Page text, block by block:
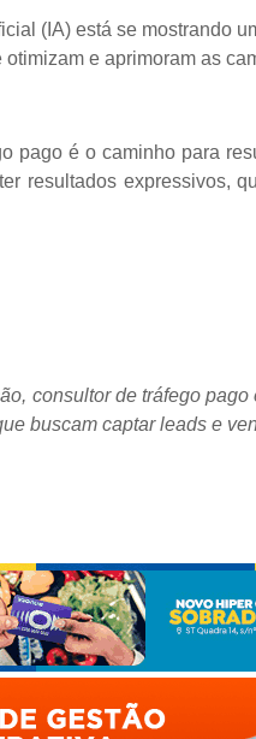
(IA) está se mostrando
e aprimoram as
pago é o caminho para
resultados expressivos,
consultor de tráfego
buscam captar leads e